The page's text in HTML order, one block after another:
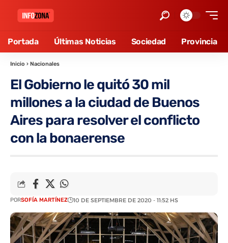
Portada Últimas Noticias Sociedad Provincia
Inicio › Nacionales
El Gobierno le quitó 30 mil
millones a la ciudad de Buenos
Aires para resolver el conflicto
con la bonaerense
PORSOFÍA MARTÍNEZ 10 DE SEPTIEMBRE DE 2020 - 11:52 HS